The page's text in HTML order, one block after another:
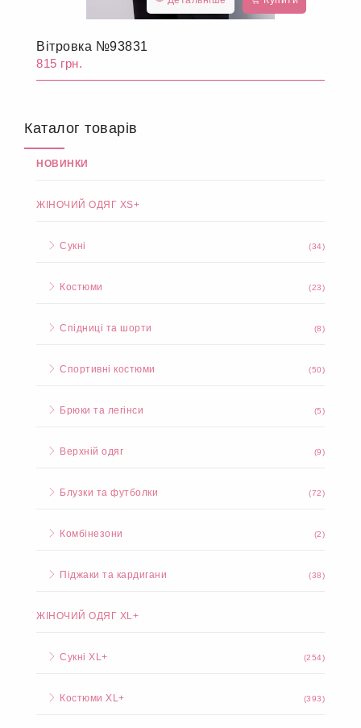
Вітровка №93831
815 грн.
Каталог товарів
НОВИНКИ
ЖІНОЧИЙ ОДЯГ XS+
Сукні (34)
Костюми (23)
Спідниці та шорти (8)
Спортивні костюми (50)
Брюки та легінси (5)
Верхній одяг (9)
Блузки та футболки (72)
Комбінезони (2)
Піджаки та кардигани (38)
ЖІНОЧИЙ ОДЯГ XL+
Сукні XL+ (254)
Костюми XL+ (393)